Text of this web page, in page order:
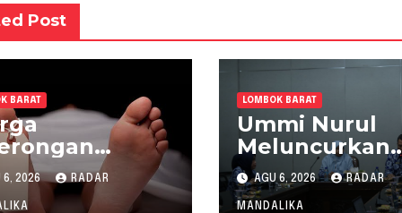
Post
BARAT
saat
6, 2026 RADAR
LOMBOK BARAT
Ummi Nurul
Meluncurkan
Gerakan
Menanam
AGU 6, 2026 RADAR
MANDALIKA